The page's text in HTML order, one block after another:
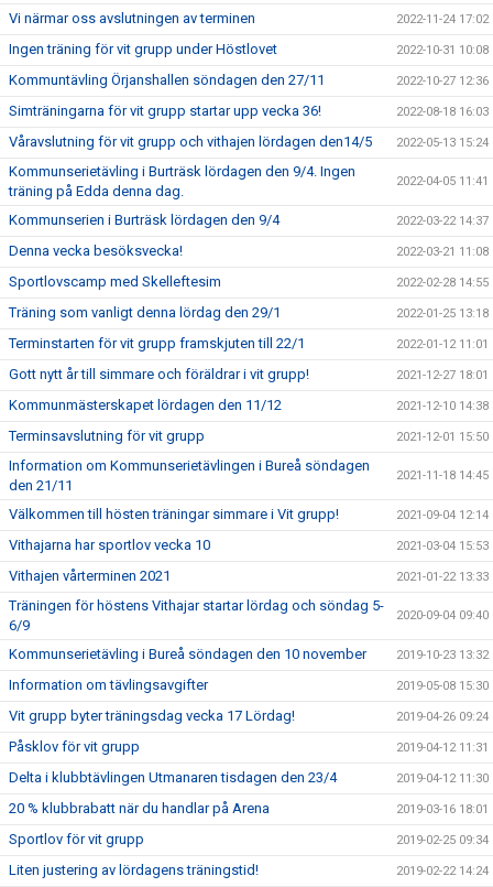
Vi närmar oss avslutningen av terminen 2022-11-24 17:02
Ingen träning för vit grupp under Höstlovet 2022-10-31 10:08
Kommuntävling Örjanshallen söndagen den 27/11 2022-10-27 12:36
Simträningarna för vit grupp startar upp vecka 36! 2022-08-18 16:03
Våravslutning för vit grupp och vithajen lördagen den14/5 2022-05-13 15:24
Kommunserietävling i Burträsk lördagen den 9/4. Ingen
träning på Edda denna dag.
2022-04-05 11:41
Kommunserien i Burträsk lördagen den 9/4 2022-03-22 14:37
Denna vecka besöksvecka! 2022-03-21 11:08
Sportlovscamp med Skelleftesim 2022-02-28 14:55
Träning som vanligt denna lördag den 29/1 2022-01-25 13:18
Terminstarten för vit grupp framskjuten till 22/1 2022-01-12 11:01
Gott nytt år till simmare och föräldrar i vit grupp! 2021-12-27 18:01
Kommunmästerskapet lördagen den 11/12 2021-12-10 14:38
Terminsavslutning för vit grupp 2021-12-01 15:50
Information om Kommunserietävlingen i Bureå söndagen
den 21/11
2021-11-18 14:45
Välkommen till hösten träningar simmare i Vit grupp! 2021-09-04 12:14
Vithajarna har sportlov vecka 10 2021-03-04 15:53
Vithajen vårterminen 2021 2021-01-22 13:33
Träningen för höstens Vithajar startar lördag och söndag 5-
6/9
2020-09-04 09:40
Kommunserietävling i Bureå söndagen den 10 november 2019-10-23 13:32
Information om tävlingsavgifter 2019-05-08 15:30
Vit grupp byter träningsdag vecka 17 Lördag! 2019-04-26 09:24
Påsklov för vit grupp 2019-04-12 11:31
Delta i klubbtävlingen Utmanaren tisdagen den 23/4 2019-04-12 11:30
20 % klubbrabatt när du handlar på Arena 2019-03-16 18:01
Sportlov för vit grupp 2019-02-25 09:34
Liten justering av lördagens träningstid! 2019-02-22 14:24